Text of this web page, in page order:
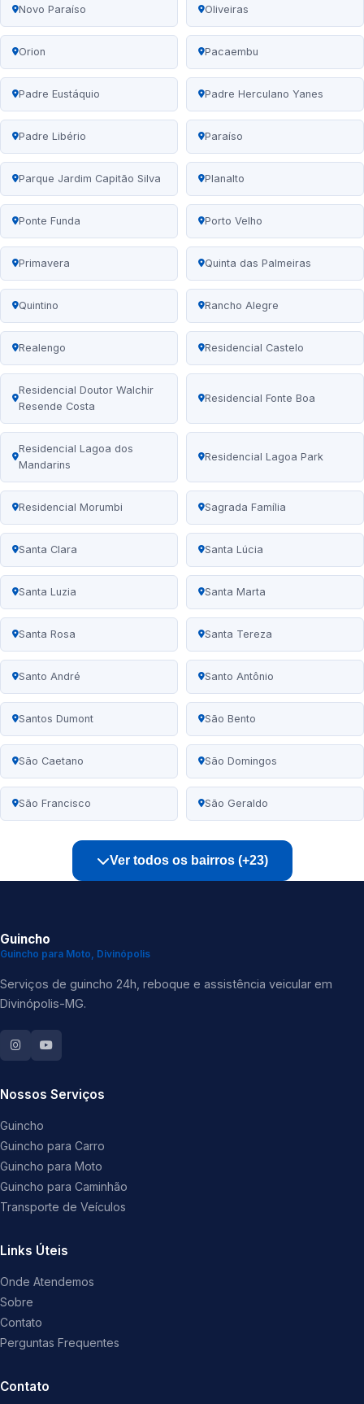
Novo Paraíso Oliveiras
Orion Pacaembu
Padre Eustáquio Padre Herculano Yanes
Padre Libério Paraíso
Parque Jardim Capitão Silva Planalto
Ponte Funda Porto Velho
Primavera Quinta das Palmeiras
Quintino Rancho Alegre
Realengo Residencial Castelo
Residencial Doutor Walchir
Resende Costa
Residencial Fonte Boa
Residencial Lagoa dos
Mandarins
Residencial Lagoa Park
Residencial Morumbi Sagrada Família
Santa Clara Santa Lúcia
Santa Luzia Santa Marta
Santa Rosa Santa Tereza
Santo André Santo Antônio
Santos Dumont São Bento
São Caetano São Domingos
São Francisco São Geraldo
Ver todos os bairros (+23)
Guincho
Guincho para Moto, Divinópolis
Serviços de guincho 24h, reboque e assistência veicular em
Divinópolis-MG.
Nossos Serviços
Guincho
Guincho para Carro
Guincho para Moto
Guincho para Caminhão
Transporte de Veículos
Links Úteis
Onde Atendemos
Sobre
Contato
Perguntas Frequentes
Contato